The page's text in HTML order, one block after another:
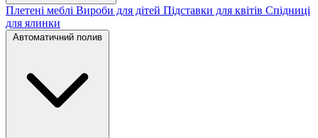
Плетені меблі Вироби для дітей Підставки для квітів Спідниці
для ялинки
Автоматичний полив